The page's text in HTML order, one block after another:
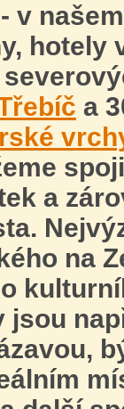
v
hotely
a
a
na